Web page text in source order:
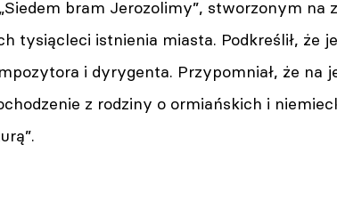
bram Jerozolimy”, stworzonym na
tysiącleci istnienia miasta. Podkreślił, że
i dyrygenta. Przypomniał, że na
z rodziny o ormiańskich i